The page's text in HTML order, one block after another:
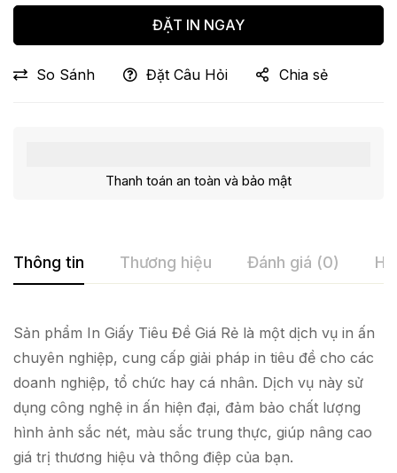
ĐẶT IN NGAY
So Sánh Đặt Câu Hỏi Chia sẻ
Thanh toán an toàn và bảo mật
Thông tin Thương hiệu Đánh giá (0)
Sản phẩm In Giấy Tiêu Đề Giá Rẻ là một dịch vụ in ấn
chuyên nghiệp, cung cấp giải pháp in tiêu đề cho các
doanh nghiệp, tổ chức hay cá nhân. Dịch vụ này sử
dụng công nghệ in ấn hiện đại, đảm bảo chất lượng
hình ảnh sắc nét, màu sắc trung thực, giúp nâng cao
giá trị thương hiệu và thông điệp của bạn.